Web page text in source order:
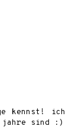
kennst! ich
jahre sind :)